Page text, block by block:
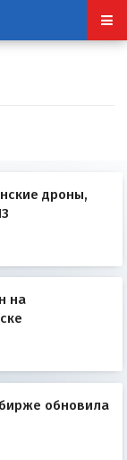
дроны,
на
обновила